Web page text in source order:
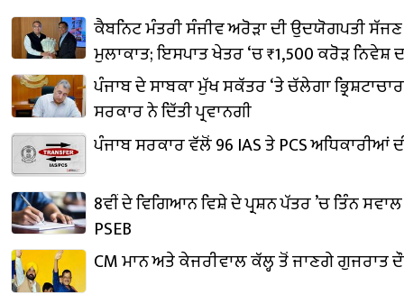
ਕੈਬਨਿਟ ਮੰਤਰੀ ਸੰਜੀਵ ਅਰੋੜਾ ਦੀ ਉਦਯੋਗਪਤੀ
ਮੁਲਾਕਾਤ; ਇਸਪਾਤ ਖੇਤਰ ‘ਚ ₹1,500 ਕਰੋੜ ਨਿਵੇਸ਼
ਪੰਜਾਬ ਦੇ ਸਾਬਕਾ ਮੁੱਖ ਸਕੱਤਰ ‘ਤੇ ਚੱਲੇਗਾ
ਸਰਕਾਰ ਨੇ ਦਿੱਤੀ ਪ੍ਰਵਾਨਗੀ
ਪੰਜਾਬ ਸਰਕਾਰ ਵੱਲੋਂ 96 IAS ਤੇ PCS
8ਵੀਂ ਦੇ ਵਿਗਿਆਨ ਵਿਸ਼ੇ ਦੇ ਪ੍ਰਸ਼ਨ ਪੱਤਰ ’ਚ ਤਿੰਨ
PSEB
CM ਮਾਨ ਅਤੇ ਕੇਜਰੀਵਾਲ ਕੱਲ੍ਹ ਤੋਂ ਜਾਣਗੇ ਗੁਜਰਾਤ